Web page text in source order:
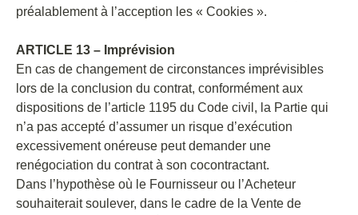
préalablement à l’acception les « Cookies ».
ARTICLE 13 – Imprévision
En cas de changement de circonstances imprévisibles
lors de la conclusion du contrat, conformément aux
dispositions de l’article 1195 du Code civil, la Partie qui
n’a pas accepté d’assumer un risque d’exécution
excessivement onéreuse peut demander une
renégociation du contrat à son cocontractant.
Dans l’hypothèse où le Fournisseur ou l’Acheteur
souhaiterait soulever, dans le cadre de la Vente de